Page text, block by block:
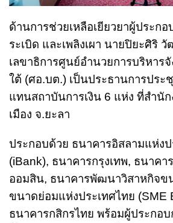
ด้านการช่วยเหลือเยียวยาผู้ประก
ระเบิด และเพลิงเผา นายปิยะศิริ
เลขาธิการศูนย์อำนวยการบริหาร
ใต้ (ศอ.บต.) เป็นประธานการประ
แทนสถาบันการเงิน 6 แห่ง ที่สำนั
เมือง จ.ยะลา
ประกอบด้วย ธนาคารอิสลามแห่งป
(iBank), ธนาคารกรุงเทพ, ธนาคา
ออมสิน, ธนาคารพัฒนาวิสาหกิจข
ขนาดย่อมแห่งประเทศไทย (SME
ธนาคารกสิกรไทย พร้อมผู้ประกอ